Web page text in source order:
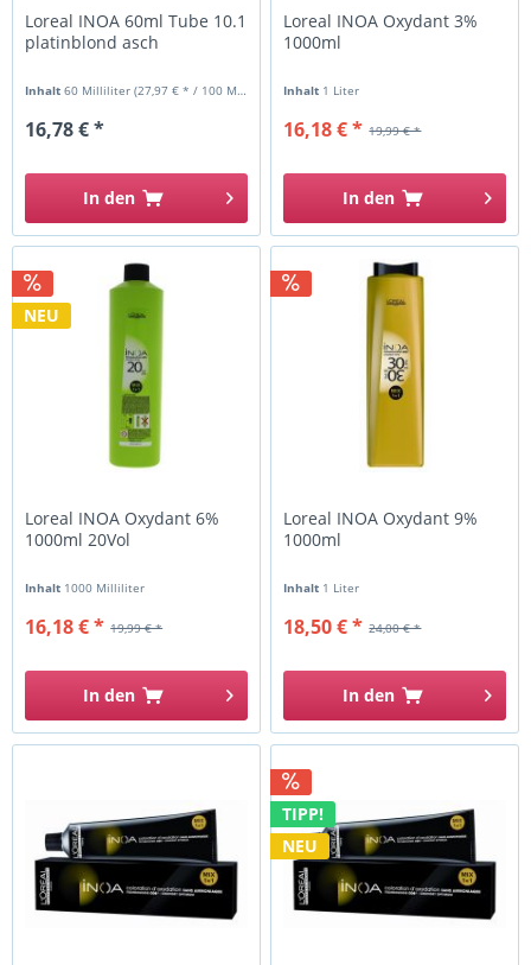
Loreal INOA 60ml Tube 10.1
platinblond asch
Inhalt60 Milliliter(27,97 € * / 100 Milliliter)
16,78 € *
In den
Loreal INOA Oxydant 3%
1000ml
Inhalt 1 Liter
19,99 € *
16,18 € *
In den
NEU
Loreal INOA Oxydant 6%
1000ml 20Vol
Inhalt 1000 Milliliter
19,99 € *
16,18 € *
In den
Loreal INOA Oxydant 9%
1000ml
Inhalt 1 Liter
24,00 € *
18,50 € *
In den
TIPP!
NEU